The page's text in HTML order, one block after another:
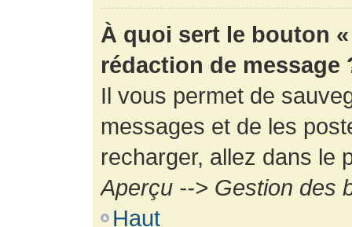
À quoi sert le bouton
rédaction de message
Il vous permet de
messages et de les
recharger, allez dans le
Aperçu --> Gestion des
Haut